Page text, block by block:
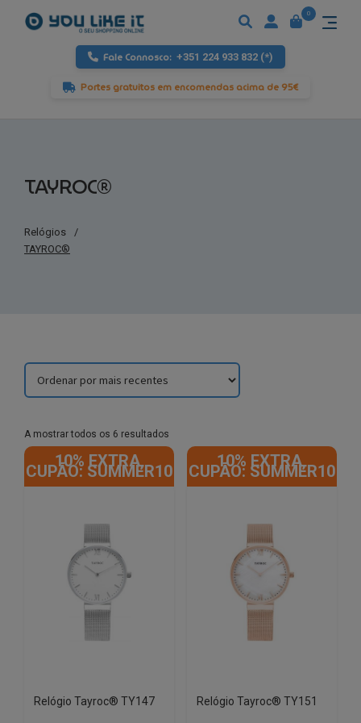
Fale Connosco: +351 224 933 832 (*)
Portes gratuitos em encomendas acima de 95€
0
TAYROC®
Relógios
/
TAYROC®
A mostrar todos os 6 resultados
by
latest
10% EXTRA,
CUPÃO: SUMMER10
Relógio Tayroc® TY147
10% EXTRA,
CUPÃO: SUMMER10
Relógio Tayroc® TY151